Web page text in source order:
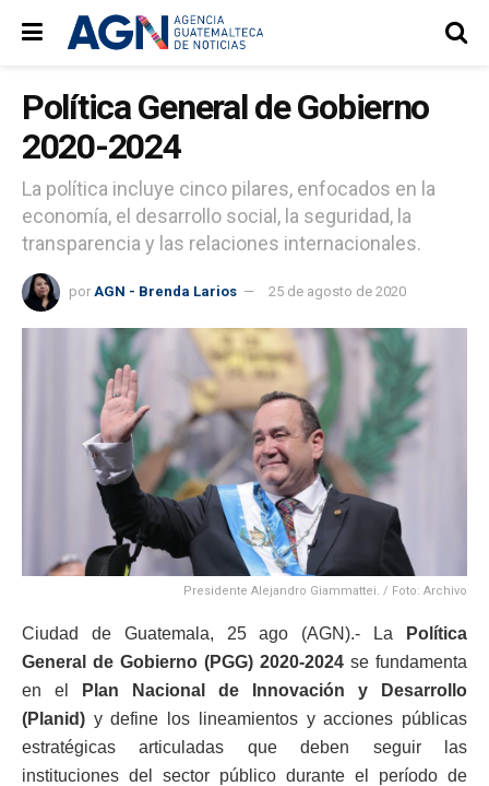
Política General de Gobierno
2020-2024
La política incluye cinco pilares, enfocados en la
economía, el desarrollo social, la seguridad, la
transparencia y las relaciones internacionales.
por AGN - Brenda Larios 25 de agosto de 2020
Presidente Alejandro Giammattei. / Foto: Archivo
Ciudad de Guatemala, 25 ago (AGN).- La
Política
General de Gobierno (PGG) 2020-2024 se fundamenta
en el
Plan Nacional de Innovación y Desarrollo
(Planid) y define los lineamientos y acciones públicas
estratégicas articuladas que deben seguir las
instituciones del sector público durante el período de